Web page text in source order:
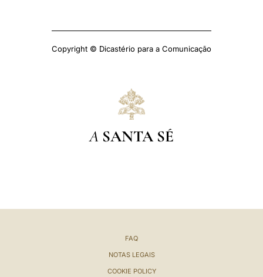
Copyright © Dicastério para a Comunicação
A SANTA SÉ
FAQ
NOTAS LEGAIS
COOKIE POLICY